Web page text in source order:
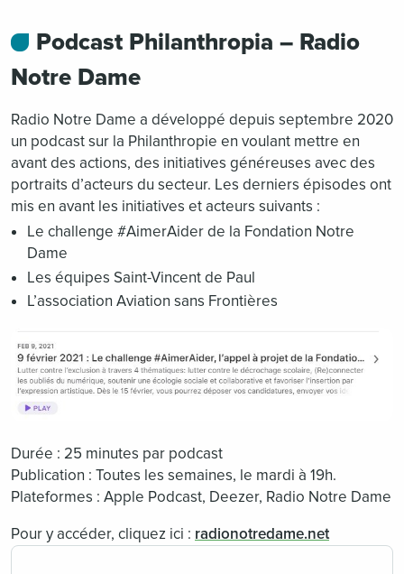
Podcast Philanthropia – Radio
Notre Dame
Radio Notre Dame a développé depuis septembre 2020
un podcast sur la Philanthropie en voulant mettre en
avant des actions, des initiatives généreuses avec des
portraits d’acteurs du secteur. Les derniers épisodes ont
mis en avant les initiatives et acteurs suivants :
Le challenge #AimerAider de la Fondation Notre
Dame
Les équipes Saint-Vincent de Paul
L’association Aviation sans Frontières
Durée : 25 minutes par podcast
Publication : Toutes les semaines, le mardi à 19h.
Plateformes : Apple Podcast, Deezer, Radio Notre Dame
Pour y accéder, cliquez ici : radionotredame.net